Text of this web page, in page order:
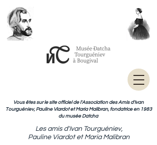
Vous êtes sur le site officiel de l'Association des Amis d'Ivan
Tourguéniev, Pauline Viardot et Maria Malibran, fondatrice en 1983
du musée Datcha
Les amis d'Ivan Tourguéniev,
Pauline Viardot et Maria Malibran